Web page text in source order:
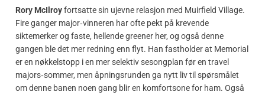
Rory McIlroyfortsatte sin ujevne relasjon med Muirfield Village.
Fire ganger major‑vinneren har ofte pekt på krevende
siktemerker og faste, hellende greener her, og også denne
gangen ble det mer redning enn flyt. Han fastholder at Memorial
er en nøkkelstopp i en mer selektiv sesongplan før en travel
majors‑sommer, men åpningsrunden ga nytt liv til spørsmålet
om denne banen noen gang blir en komfortsone for ham. Også